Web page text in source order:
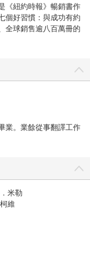
《紐約時報》暢銷書作
個好習慣：與成功有約
全球銷售逾八百萬冊的
業。業餘從事翻譯工作
米勒
維